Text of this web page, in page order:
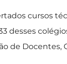
cursos
desses
de Docentes,